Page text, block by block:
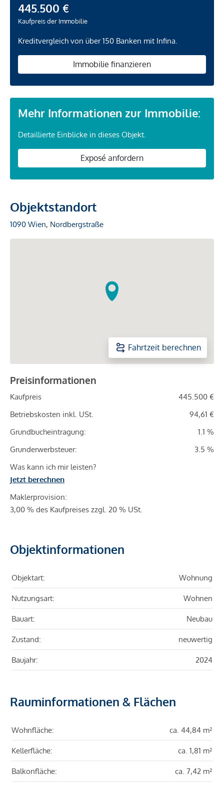
445.500 €
Kaufpreis der Immobilie
Kreditvergleich von über 150 Banken mit Infina.
Immobilie finanzieren
Mehr Informationen zur Immobilie:
Detaillierte Einblicke in dieses Objekt.
Exposé anfordern
Objektstandort
1090 Wien, Nordbergstraße
Fahrtzeit berechnen
Preisinformationen
Kaufpreis
445.500 €
Betriebskosten inkl. USt.
94,61 €
Grundbucheintragung:
1.1 %
Grunderwerbsteuer:
3.5 %
Was kann ich mir leisten?
Jetzt berechnen
Maklerprovision:
3,00 % des Kaufpreises zzgl. 20 % USt.
Objektinformationen
Objektart: Wohnung
Nutzungsart: Wohnen
Bauart: Neubau
Zustand: neuwertig
Baujahr: 2024
Rauminformationen & Flächen
Wohnfläche: ca. 44,84 m²
Kellerfläche: ca. 1,81 m²
Balkonfläche: ca. 7,42 m²